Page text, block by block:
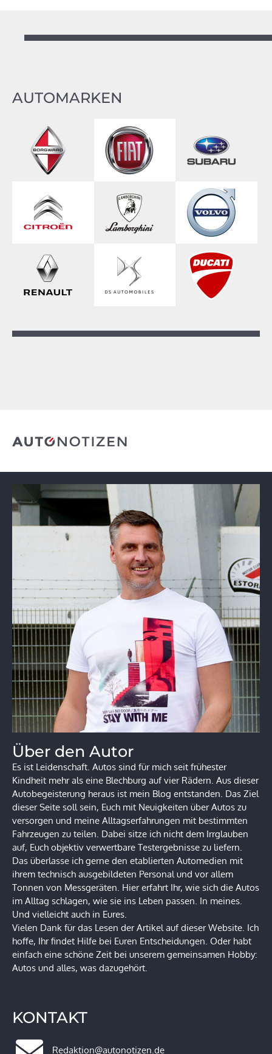
AUTOMARKEN
Über den Autor
Es ist Leidenschaft. Autos sind für mich seit frühester
Kindheit mehr als eine Blechburg auf vier Rädern. Aus dieser
Autobegeisterung heraus ist mein Blog entstanden. Das Ziel
dieser Seite soll sein, Euch mit Neuigkeiten über Autos zu
versorgen und meine Alltagserfahrungen mit bestimmten
Fahrzeugen zu teilen. Dabei sitze ich nicht dem Irrglauben
auf, Euch objektiv verwertbare Testergebnisse zu liefern.
Das überlasse ich gerne den etablierten Automedien mit
ihrem technisch ausgebildeten Personal und vor allem
Tonnen von Messgeräten. Hier erfahrt Ihr, wie sich die Autos
im Alltag schlagen, wie sie ins Leben passen. In meines.
Und vielleicht auch in Eures.
Vielen Dank für das Lesen der Artikel auf dieser Website. Ich
hoffe, Ihr findet Hilfe bei Euren Entscheidungen. Oder habt
einfach eine schöne Zeit bei unserem gemeinsamen Hobby:
Autos und alles, was dazugehört.
KONTAKT
Redaktion@autonotizen.de